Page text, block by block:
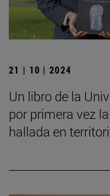
21 | 10 | 2024
Un libro de la
por primera vez
hallada en